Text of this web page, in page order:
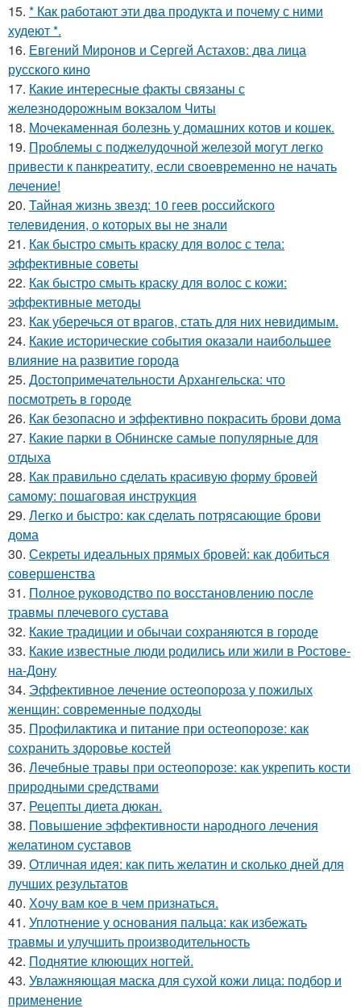
15. * Как работают эти два продукта и почему с ними
худеют *.
16. Евгений Миронов и Сергей Астахов: два лица
русского кино
17. Какие интересные факты связаны с
железнодорожным вокзалом Читы
18. Мочекаменная болезнь у домашних котов и кошек.
19. Проблемы с поджелудочной железой могут легко
привести к панкреатиту, если своевременно не начать
лечение!
20. Тайная жизнь звезд: 10 геев российского
телевидения, о которых вы не знали
21. Как быстро смыть краску для волос с тела:
эффективные советы
22. Как быстро смыть краску для волос с кожи:
эффективные методы
23. Как уберечься от врагов, стать для них невидимым.
24. Какие исторические события оказали наибольшее
влияние на развитие города
25. Достопримечательности Архангельска: что
посмотреть в городе
26. Как безопасно и эффективно покрасить брови дома
27. Какие парки в Обнинске самые популярные для
отдыха
28. Как правильно сделать красивую форму бровей
самому: пошаговая инструкция
29. Легко и быстро: как сделать потрясающие брови
дома
30. Секреты идеальных прямых бровей: как добиться
совершенства
31. Полное руководство по восстановлению после
травмы плечевого сустава
32. Какие традиции и обычаи сохраняются в городе
33. Какие известные люди родились или жили в Ростове-
на-Дону
34. Эффективное лечение остеопороза у пожилых
женщин: современные подходы
35. Профилактика и питание при остеопорозе: как
сохранить здоровье костей
36. Лечебные травы при остеопорозе: как укрепить кости
природными средствами
37. Рецепты диета дюкан.
38. Повышение эффективности народного лечения
желатином суставов
39. Отличная идея: как пить желатин и сколько дней для
лучших результатов
40. Хочу вам кое в чем признаться.
41. Уплотнение у основания пальца: как избежать
травмы и улучшить производительность
42. Поднятие клюющих ногтей.
43. Увлажняющая маска для сухой кожи лица: подбор и
применение